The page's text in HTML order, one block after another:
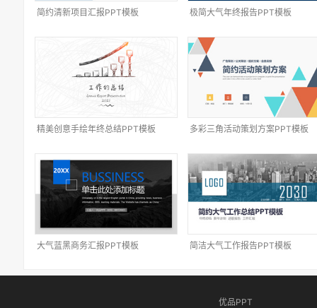
简约清新项目汇报PPT模板 极简大气年终报告PPT模板
精美创意手绘年终总结PPT模板 多彩三角活动策划方案PPT模板
大气蓝黑商务汇报PPT模板 简洁大气工作报告PPT模板
优品PPT